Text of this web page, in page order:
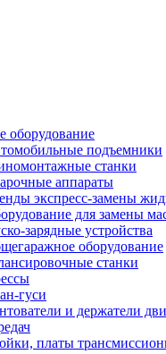
оборудование
подъемники
станки
аппараты
экспресс-замены
для замены
зарядные устройства
оборудование
станки
гуси
и держатели
платы